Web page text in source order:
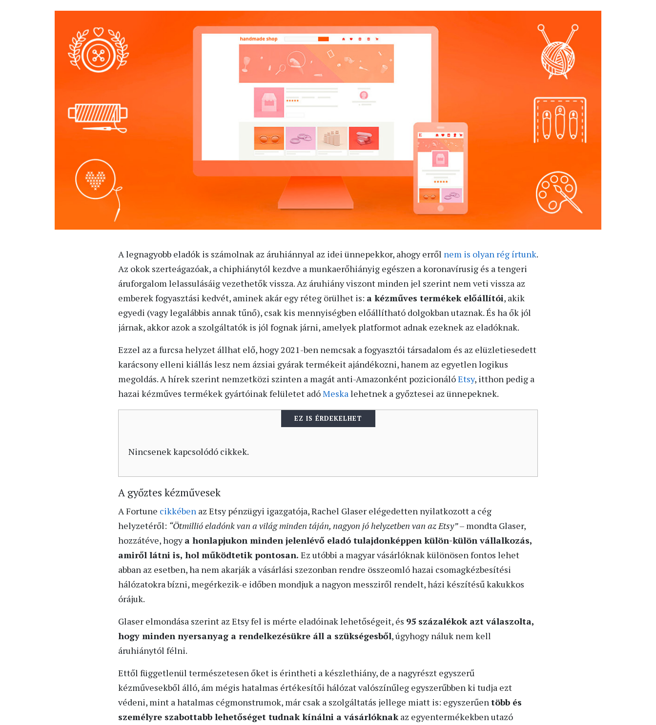
A legnagyobb eladók is számolnak az áruhiánnyal az idei ünnepekkor, ahogy erről nem is olyan rég írtunk.
Az okok szerteágazóak, a chiphiánytól kezdve a munkaerőhiányig egészen a koronavírusig és a tengeri
áruforgalom lelassulásáig vezethetők vissza. Az áruhiány viszont minden jel szerint nem veti vissza az
emberek fogyasztási kedvét, aminek akár egy réteg örülhet is: a kézműves termékek előállítói, akik
egyedi (vagy legalábbis annak tűnő), csak kis mennyiségben előállítható dolgokban utaznak. És ha ők jól
járnak, akkor azok a szolgáltatók is jól fognak járni, amelyek platformot adnak ezeknek az eladóknak.
Ezzel az a furcsa helyzet állhat elő, hogy 2021-ben nemcsak a fogyasztói társadalom és az elüzletiesedett
karácsony elleni kiállás lesz nem ázsiai gyárak termékeit ajándékozni, hanem az egyetlen logikus
megoldás. A hírek szerint nemzetközi szinten a magát anti-Amazonként pozicionálóEtsy, itthon pedig a
hazai kézműves termékek gyártóinak felületet adóMeskalehetnek a győztesei az ünnepeknek.
EZ IS ÉRDEKELHET
Nincsenek kapcsolódó cikkek.
A győztes kézművesek
A Fortune cikkében az Etsy pénzügyi igazgatója, Rachel Glaser elégedetten nyilatkozott a cég
helyzetéről: “Ötmillió eladónk van a világ minden táján, nagyon jó helyzetben van az Etsy”– mondta Glaser,
hozzátéve, hogya honlapjukon minden jelenlévő eladó tulajdonképpen külön-külön vállalkozás,
amiről látni is, hol működtetik pontosan. Ez utóbbi a magyar vásárlóknak különösen fontos lehet
abban az esetben, ha nem akarják a vásárlási szezonban rendre összeomló hazai csomagkézbesítési
hálózatokra bízni, megérkezik-e időben mondjuk a nagyon messziről rendelt, házi készítésű kakukkos
órájuk.
Glaser elmondása szerint az Etsy fel is mérte eladóinak lehetőségeit, és 95 százalékok azt válaszolta,
hogy minden nyersanyag a rendelkezésükre áll a szükségesből, úgyhogy náluk nem kell
áruhiánytól félni.
Ettől függetlenül természetesen őket is érintheti a készlethiány, de a nagyrészt egyszerű
kézművesekből álló, ám mégis hatalmas értékesítői hálózat valószínűleg egyszerűbben ki tudja ezt
védeni, mint a hatalmas cégmonstrumok, már csak a szolgáltatás jellege miatt is: egyszerűentöbb és
személyre szabottabb lehetőséget tudnak kínálni a vásárlóknakaz egyentermékekben utazó